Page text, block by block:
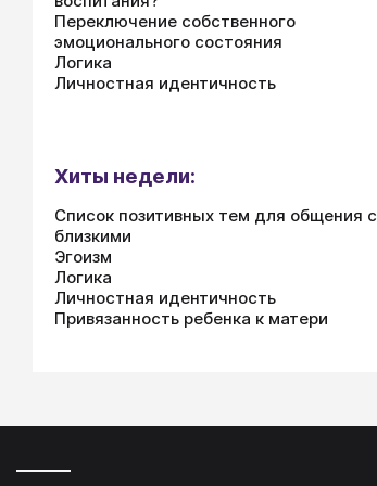
Переключение собственного
эмоционального состояния
Логика
Личностная идентичность
Хиты недели:
Список позитивных тем для общения с
близкими
Эгоизм
Логика
Личностная идентичность
Привязанность ребенка к матери